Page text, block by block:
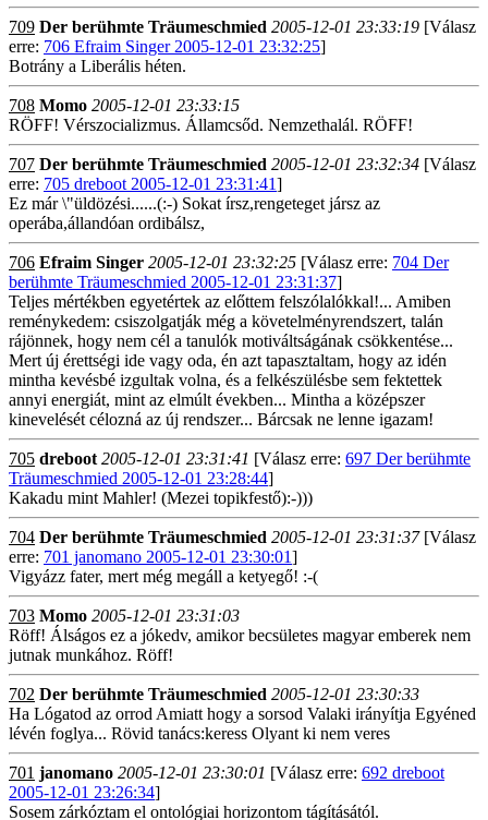
709 Der berühmte Träumeschmied 2005-12-01 23:33:19 [Válasz
erre: 706 Efraim Singer 2005-12-01 23:32:25]
Botrány a Liberális héten.
708 Momo 2005-12-01 23:33:15
RÖFF! Vérszocializmus. Államcsőd. Nemzethalál. RÖFF!
707 Der berühmte Träumeschmied 2005-12-01 23:32:34 [Válasz
erre: 705 dreboot 2005-12-01 23:31:41]
Ez már \"üldözési......(:-) Sokat írsz,rengeteget jársz az
operába,állandóan ordibálsz,
706 Efraim Singer 2005-12-01 23:32:25 [Válasz erre: 704 Der
berühmte Träumeschmied 2005-12-01 23:31:37]
Teljes mértékben egyetértek az előttem felszólalókkal!... Amiben
reménykedem: csiszolgatják még a követelményrendszert, talán
rájönnek, hogy nem cél a tanulók motiváltságának csökkentése...
Mert új érettségi ide vagy oda, én azt tapasztaltam, hogy az idén
mintha kevésbé izgultak volna, és a felkészülésbe sem fektettek
annyi energiát, mint az elmúlt években... Mintha a középszer
kinevelését célozná az új rendszer... Bárcsak ne lenne igazam!
705 dreboot 2005-12-01 23:31:41 [Válasz erre: 697 Der berühmte
Träumeschmied 2005-12-01 23:28:44]
Kakadu mint Mahler! (Mezei topikfestő):-)))
704 Der berühmte Träumeschmied 2005-12-01 23:31:37[Válasz
erre: 701 janomano 2005-12-01 23:30:01]
Vigyázz fater, mert még megáll a ketyegő! :-(
703 Momo 2005-12-01 23:31:03
Röff! Álságos ez a jókedv, amikor becsületes magyar emberek nem
jutnak munkához. Röff!
702 Der berühmte Träumeschmied 2005-12-01 23:30:33
Ha Lógatod az orrod Amiatt hogy a sorsod Valaki irányítja Egyéned
lévén foglya... Rövid tanács:keress Olyant ki nem veres
701 janomano 2005-12-01 23:30:01 [Válasz erre: 692 dreboot
2005-12-01 23:26:34]
Sosem zárkóztam el ontológiai horizontom tágításától.